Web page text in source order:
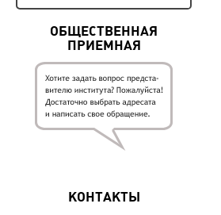
ОБЩЕСТВЕННАЯ
ПРИЕМНАЯ
КОНТАКТЫ